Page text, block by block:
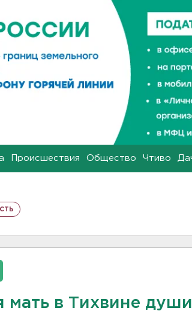
Происшествия Общество Чтиво
мать в Тихвине